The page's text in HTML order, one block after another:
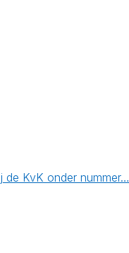
de KvK onder nummer…